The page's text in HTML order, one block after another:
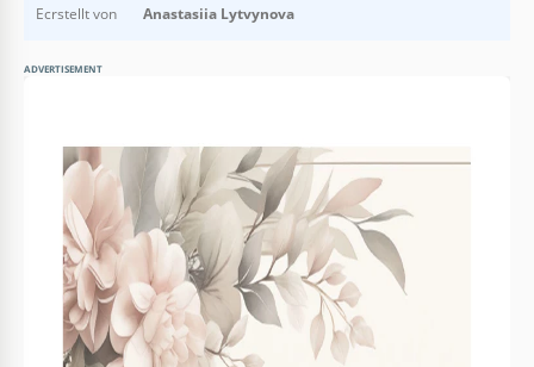
Ecrstellt von
Anastasiia Lytvynova
ADVERTISEMENT